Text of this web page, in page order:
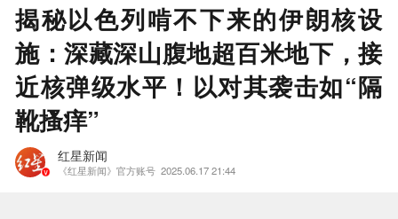
揭秘以色列啃不下来的伊朗核设
施：深藏深山腹地超百米地下，接
近核弹级水平！以对其袭击如“隔
靴搔痒”
红星新闻
《红星新闻》官方账号 2025.06.17 21:44